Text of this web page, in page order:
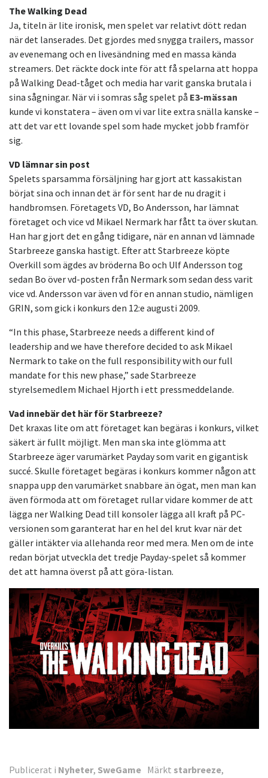
The Walking Dead
Ja, titeln är lite ironisk, men spelet var relativt dött redan
när det lanserades. Det gjordes med snygga trailers, massor
av evenemang och en livesändning med en massa kända
streamers. Det räckte dock inte för att få spelarna att hoppa
på Walking Dead-tåget och media har varit ganska brutala i
sina sågningar. När vi i somras såg spelet på E3-mässan
kunde vi konstatera – även om vi var lite extra snälla kanske –
att det var ett lovande spel som hade mycket jobb framför
sig.
VD lämnar sin post
Spelets sparsamma försäljning har gjort att kassakistan
börjat sina och innan det är för sent har de nu dragit i
handbromsen. Företagets VD, Bo Andersson, har lämnat
företaget och vice vd Mikael Nermark har fått ta över skutan.
Han har gjort det en gång tidigare, när en annan vd lämnade
Starbreeze ganska hastigt. Efter att Starbreeze köpte
Overkill som ägdes av bröderna Bo och Ulf Andersson tog
sedan Bo över vd-posten från Nermark som sedan dess varit
vice vd. Andersson var även vd för en annan studio, nämligen
GRIN, som gick i konkurs den 12:e augusti 2009.
“In this phase, Starbreeze needs a different kind of
leadership and we have therefore decided to ask Mikael
Nermark to take on the full responsibility with our full
mandate for this new phase,” sade Starbreeze
styrelsemedlem Michael Hjorth i ett pressmeddelande.
Vad innebär det här för Starbreeze?
Det kraxas lite om att företaget kan begäras i konkurs, vilket
säkert är fullt möjligt. Men man ska inte glömma att
Starbreeze äger varumärket Payday som varit en gigantisk
succé. Skulle företaget begäras i konkurs kommer någon att
snappa upp den varumärket snabbare än ögat, men man kan
även förmoda att om företaget rullar vidare kommer de att
lägga ner Walking Dead till konsoler lägga all kraft på PC-
versionen som garanterat har en hel del krut kvar när det
gäller intäkter via allehanda reor med mera. Men om de inte
redan börjat utveckla det tredje Payday-spelet så kommer
det att hamna överst på att göra-listan.
Publicerat i Nyheter, SweGame Märkt starbreeze,